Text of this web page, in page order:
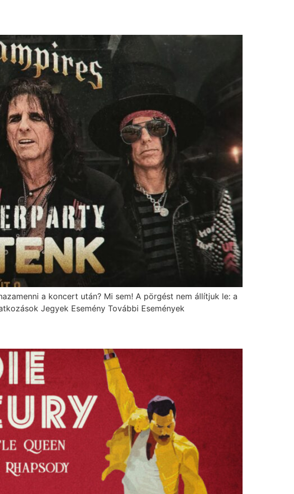
a koncert után? Mi sem! A pörgést nem állítjuk le: a
Jegyek Esemény További Események